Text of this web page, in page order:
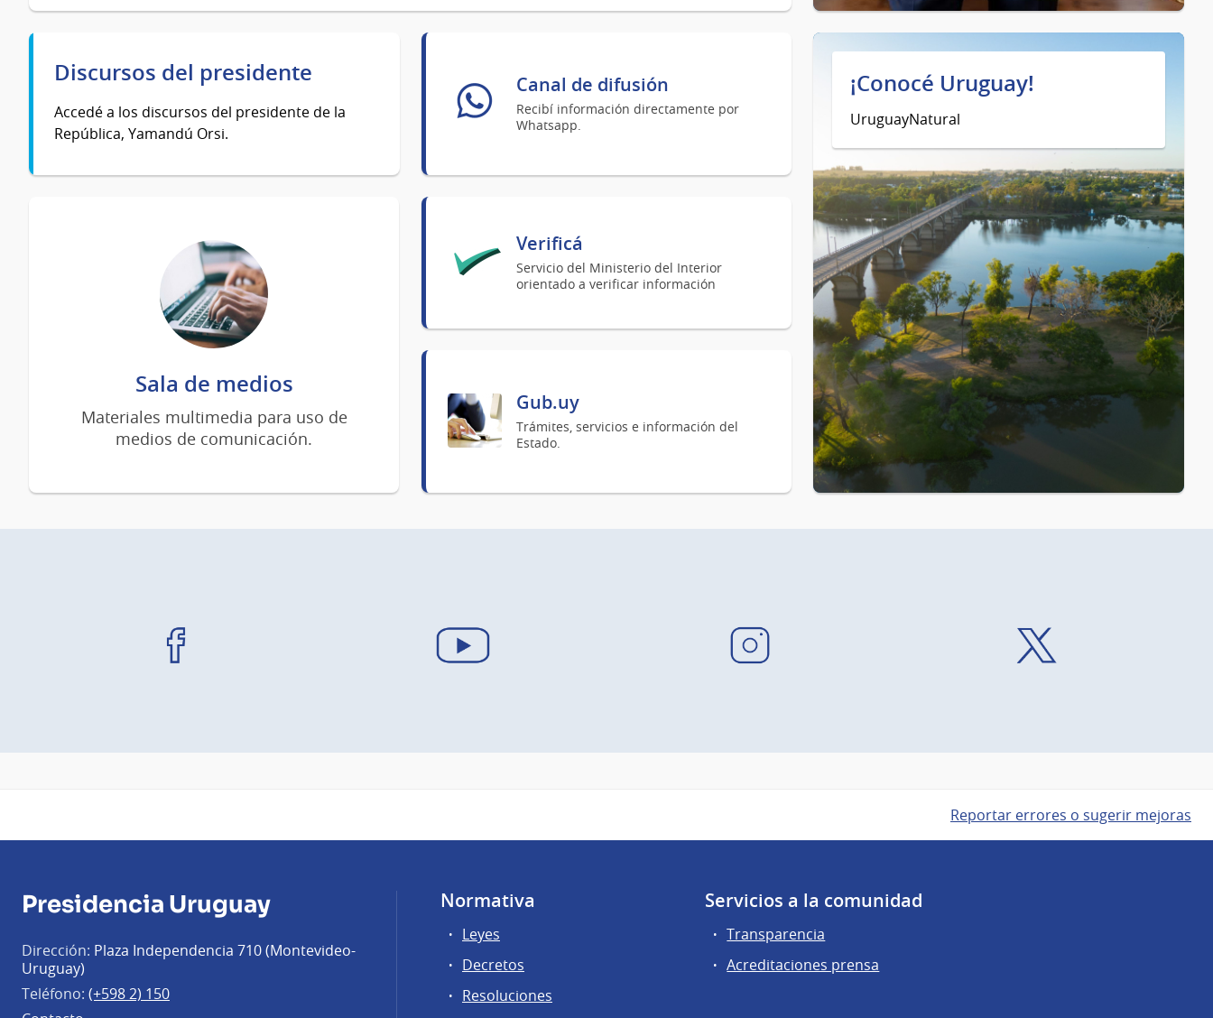
Discursos del presidente
Accedé a los discursos del presidente de la
República, Yamandú Orsi.
Sala de medios
Materiales multimedia para uso de
medios de comunicación.
Canal de difusión
Recibí información directamente por
Whatsapp.
Verificá
Servicio del Ministerio del Interior
orientado a verificar información
Gub.uy
Trámites, servicios e información del
Estado.
¡Conocé Uruguay!
UruguayNatural
Reportar errores o sugerir mejoras
Presidencia Uruguay
Dirección: Plaza Independencia 710 (Montevideo-
Uruguay)
Teléfono: (+598 2) 150
Normativa
Leyes
Decretos
Resoluciones
Servicios a la comunidad
Transparencia
Acreditaciones prensa